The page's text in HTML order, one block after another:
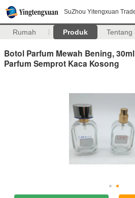
SuZhou Yitengxuan
Rumah Produk Tentang
Botol Parfum Mewah Bening,
Parfum Semprot Kaca Kosong